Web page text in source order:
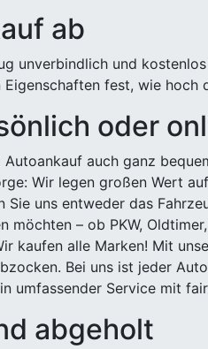
ab
unverbindlich und
fest, wie hoch
oder
auch ganz
Wir legen großen Wert
Sie uns entweder das
möchten – ob PKW,
kaufen alle Marken! Mit
Bei uns ist jeder
umfassender Service mit
abgeholt